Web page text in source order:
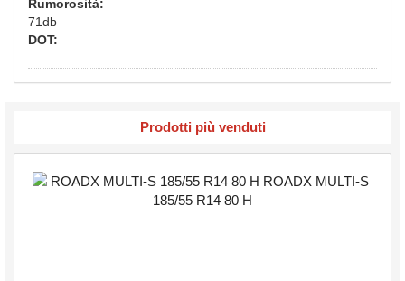
Rumorosità:
71db
DOT:
Prodotti più venduti